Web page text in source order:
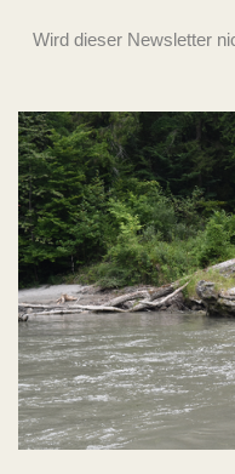
Wird dieser Newsletter